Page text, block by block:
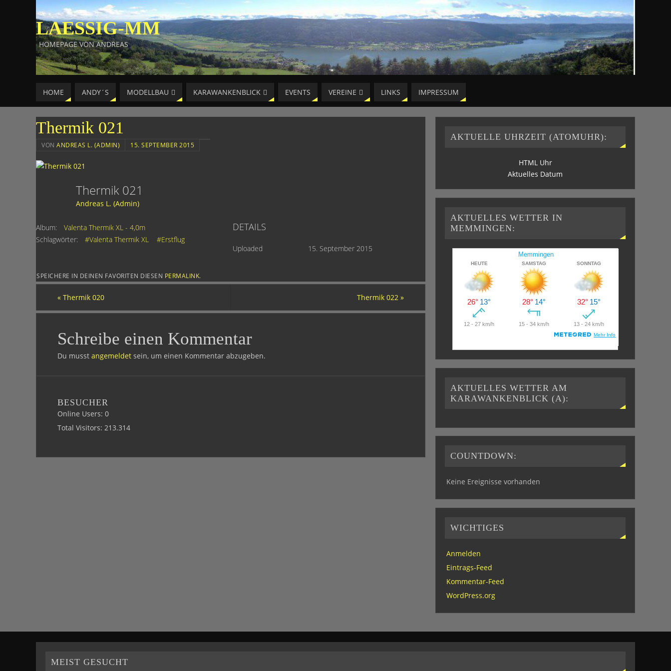
LAESSIG-MM
HOMEPAGE VON ANDREAS
HOME ANDY´S MODELLBAU KARAWANKENBLICK EVENTS VEREINE LINKS IMPRESSUM
Thermik 021
VON ANDREAS L. (ADMIN) 15. SEPTEMBER 2015
Thermik 021
Andreas L. (Admin)
Album:
Valenta Thermik XL - 4,0m
Schlagwörter:
#Valenta Thermik XL #Erstflug
DETAILS
Uploaded 15. September 2015
SPEICHERE IN DEINEN FAVORITEN DIESEN PERMALINK.
« Thermik 020 Thermik 022 »
Schreibe einen Kommentar
Du musst angemeldet sein, um einen Kommentar abzugeben.
BESUCHER
Online Users: 0
Total Visitors: 213.314
AKTUELLE UHRZEIT (ATOMUHR):
HTML Uhr
Aktuelles Datum
AKTUELLES WETTER IN
MEMMINGEN:
AKTUELLES WETTER AM
KARAWANKENBLICK (A):
COUNTDOWN:
Keine Ereignisse vorhanden
WICHTIGES
Anmelden
Eintrags-Feed
Kommentar-Feed
WordPress.org
MEIST GESUCHT